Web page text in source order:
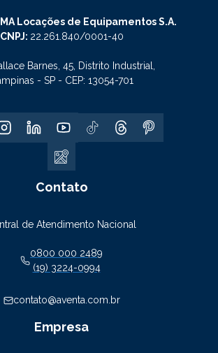
Locações de Equipamentos S.A.
CNPJ: 22.261.840/0001-40
Barnes, 45, Distrito Industrial,
- SP - CEP: 13054-701
Contato
de Atendimento Nacional
0800 000 2489
(19) 3224-0994
contato@aventa.com.br
Empresa